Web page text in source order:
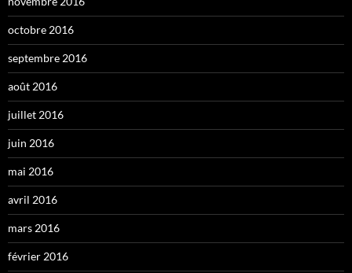
octobre 2016
septembre 2016
août 2016
juillet 2016
juin 2016
mai 2016
avril 2016
mars 2016
février 2016